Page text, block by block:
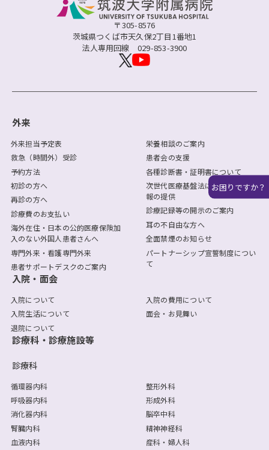
お困りですか？
〒305-8576
茨城県つくば市天久保2丁目1番地1
法人専用回線 029-853-3900
外来
外来担当予定表
救急（時間外）受診
予約方法
初診の方へ
再診の方へ
診療費のお支払い
海外在住・日本の公的医療保険加
入のない外国人患者さんへ
専門外来・看護専門外来
患者サポートデスクのご案内
栄養相談のご案内
患者会の支援
各種診断書・証明書について
次世代医療基盤法に基づく医療情
報の提供
診療記録等の開示のご案内
耳の不自由な方へ
全面禁煙のお知らせ
パートナーシップ宣誓制度につい
て
入院・面会
入院について
入院生活について
退院について
入院の費用について
面会・お見舞い
診療科・診療施設等
診療科
循環器内科
呼吸器内科
消化器内科
腎臓内科
血液内科
整形外科
形成外科
脳卒中科
精神神経科
産科・婦人科